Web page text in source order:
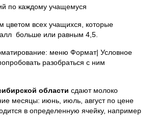
по каждому учащемуся
цветом всех учащихся, которые
больше или равным 4,5.
меню Формат| Условное
разобраться с ним
области сдают молоко
месяцы: июнь, июль, август по цене
в определенную ячейку, например